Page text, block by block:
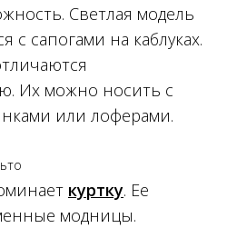
Светлая модель
с сапогами на каблуках.
Их можно носить с
или лоферами.
куртку. Ее
модницы.